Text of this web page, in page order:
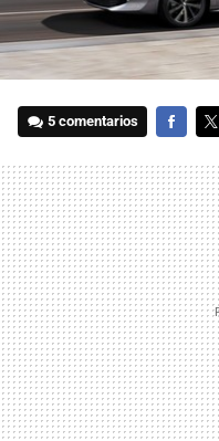
5 comentarios